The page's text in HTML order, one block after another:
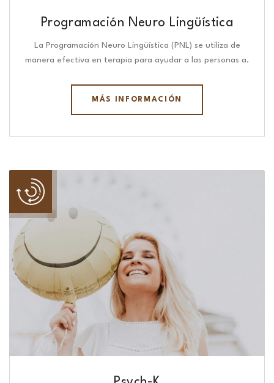
Programación Neuro Lingüística​
La Programación Neuro Lingüística (PNL) se utiliza de
manera efectiva en terapia para ayudar a las personas a.
MÁS INFORMACIÓN